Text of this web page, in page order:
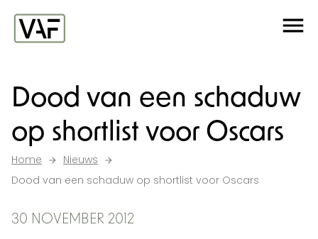
Ga verder naar de inhoud
Dood van een schaduw
op shortlist voor Oscars
Home
Nieuws
Dood van een schaduw op shortlist voor Oscars
30 NOVEMBER 2012